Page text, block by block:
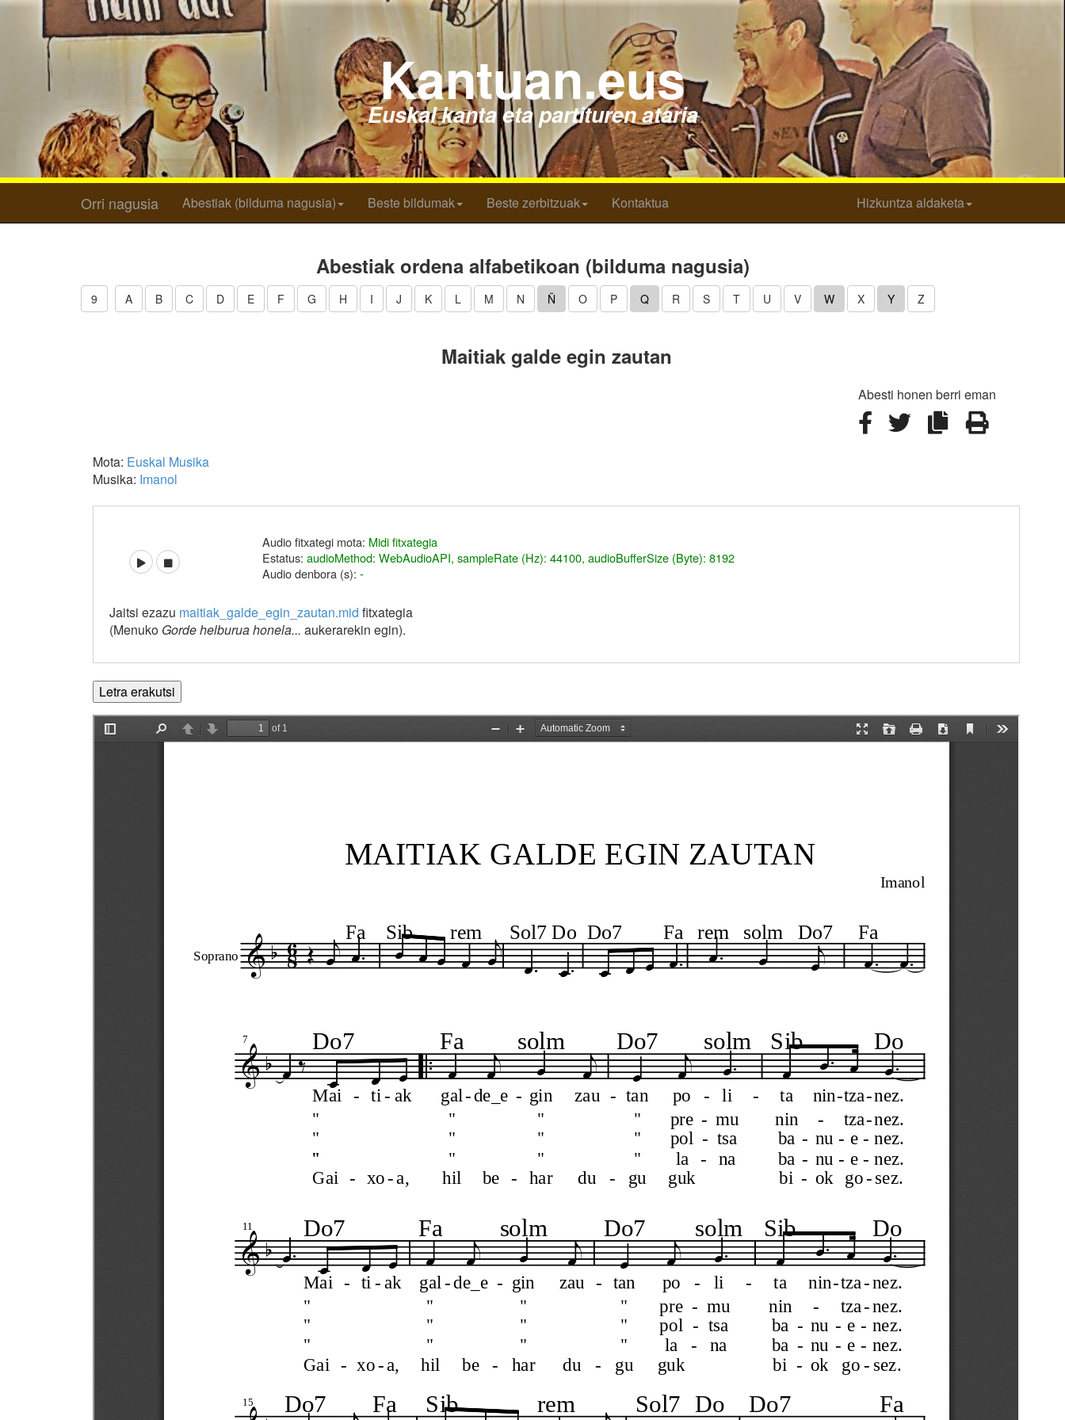
Kantuan.eus
Euskal kanta eta partituren ataria
Orri nagusia Abestiak (bilduma nagusia) Beste bildumak Beste zerbitzuak Kontaktua Hizkuntza aldaketa
Abestiak ordena alfabetikoan (bilduma nagusia)
9 A B C D E F G H I J K L M N Ñ O P Q R S T U V W X Y Z
Maitiak galde egin zautan
Abesti honen berri eman
Mota: Euskal Musika
Musika: Imanol
Audio fitxategi mota: Midi fitxategia
Estatus: audioMethod: WebAudioAPI, sampleRate (Hz): 44100, audioBufferSize (Byte): 8192
Audio denbora (s): -
Jaitsi ezazu maitiak_galde_egin_zautan.mid fitxategia
(Menuko Gorde helburua honela... aukerarekin egin).
Letra erakutsi